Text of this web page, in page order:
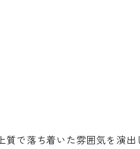
で落ち着いた雰囲気を演出